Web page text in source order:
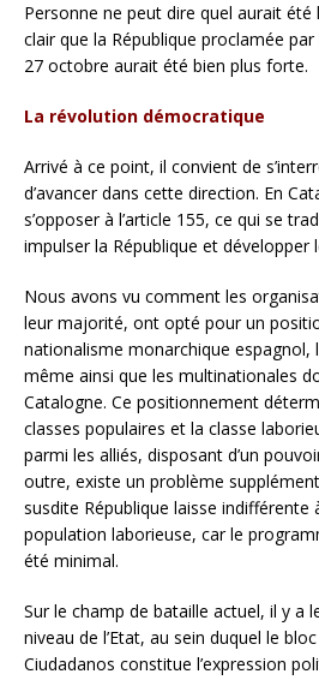
Personne ne peut dire quel aurait
clair que la République proclamée
27 octobre aurait été bien plus forte.
La révolution démocratique
Arrivé à ce point, il convient de
d’avancer dans cette direction. En
s’opposer à l’article 155, ce qui se
impulser la République et
Nous avons vu comment les
leur majorité, ont opté pour un
nationalisme monarchique espagnol,
même ainsi que les multinationales
Catalogne. Ce positionnement
classes populaires et la classe
parmi les alliés, disposant d’un
outre, existe un problème
susdite République laisse indifférente
population laborieuse, car le
été minimal.
Sur le champ de bataille actuel, il y a
niveau de l’Etat, au sein duquel le
Ciudadanos constitue l’expression